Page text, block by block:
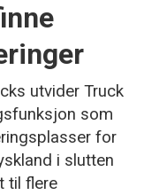
utvider Truck
som
for
i slutten
til flere